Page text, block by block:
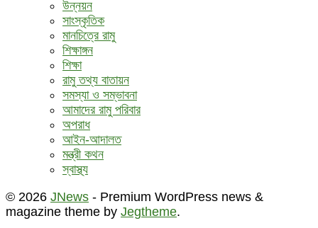
উন্নয়ন
সাংস্কৃতিক
মানচিত্রে রামু
শিক্ষাঙ্গন
শিক্ষা
রামু তথ্য বাতায়ন
সমস্যা ও সম্ভাবনা
আমাদের রামু পরিবার
অপরাধ
আইন-আদালত
মন্ত্রী কথন
স্বাস্থ্য
© 2026 JNews - Premium WordPress news &
magazine theme by Jegtheme.